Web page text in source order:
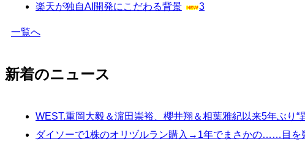
楽天が独自AI開発にこだわる背景
3
一覧へ
新着のニュース
WEST.重岡大毅＆濵田崇裕、櫻井翔＆相葉雅紀以来5年ぶり“
ダイソーで1株のオリヅルラン購入→1年でまさかの……目を